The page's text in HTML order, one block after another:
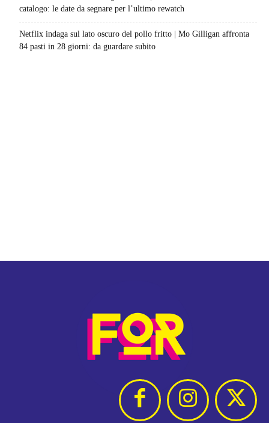
catalogo: le date da segnare per l’ultimo rewatch
Netflix indaga sul lato oscuro del pollo fritto | Mo Gilligan affronta
84 pasti in 28 giorni: da guardare subito